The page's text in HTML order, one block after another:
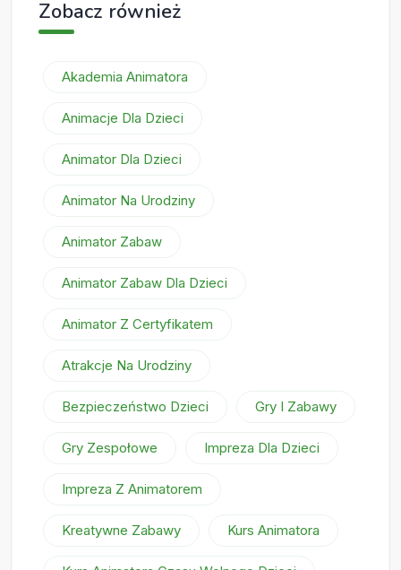
Zobacz również
Akademia Animatora
Animacje Dla Dzieci
Animator Dla Dzieci
Animator Na Urodziny
Animator Zabaw
Animator Zabaw Dla Dzieci
Animator Z Certyfikatem
Atrakcje Na Urodziny
Bezpieczeństwo Dzieci Gry I Zabawy
Gry Zespołowe Impreza Dla Dzieci
Impreza Z Animatorem
Kreatywne Zabawy Kurs Animatora